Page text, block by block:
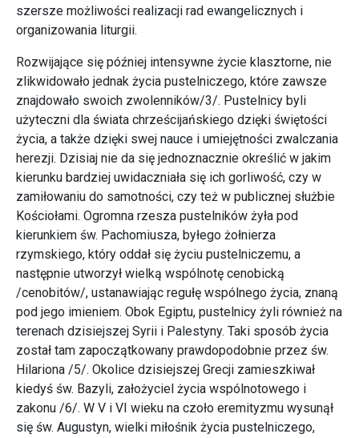
szersze możliwości realizacji rad ewangelicznych i
organizowania liturgii.
Rozwijające się później intensywne życie klasztorne, nie
zlikwidowało jednak życia pustelniczego, które zawsze
znajdowało swoich zwolenników/3/. Pustelnicy byli
użyteczni dla świata chrześcijańskiego dzięki świętości
życia, a także dzięki swej nauce i umiejętności zwalczania
herezji. Dzisiaj nie da się jednoznacznie określić w jakim
kierunku bardziej uwidaczniała się ich gorliwość, czy w
zamiłowaniu do samotności, czy też w publicznej służbie
Kościołami. Ogromna rzesza pustelników żyła pod
kierunkiem św. Pachomiusza, byłego żołnierza
rzymskiego, który oddał się życiu pustelniczemu, a
następnie utworzył wielką wspólnotę cenobicką
/cenobitów/, ustanawiając regułę wspólnego życia, znaną
pod jego imieniem. Obok Egiptu, pustelnicy żyli również na
terenach dzisiejszej Syrii i Palestyny. Taki sposób życia
został tam zapoczątkowany prawdopodobnie przez św.
Hilariona /5/. Okolice dzisiejszej Grecji zamieszkiwał
kiedyś św. Bazyli, założyciel życia wspólnotowego i
zakonu /6/. W V i VI wieku na czoło eremityzmu wysunął
się św. Augustyn, wielki miłośnik życia pustelniczego,